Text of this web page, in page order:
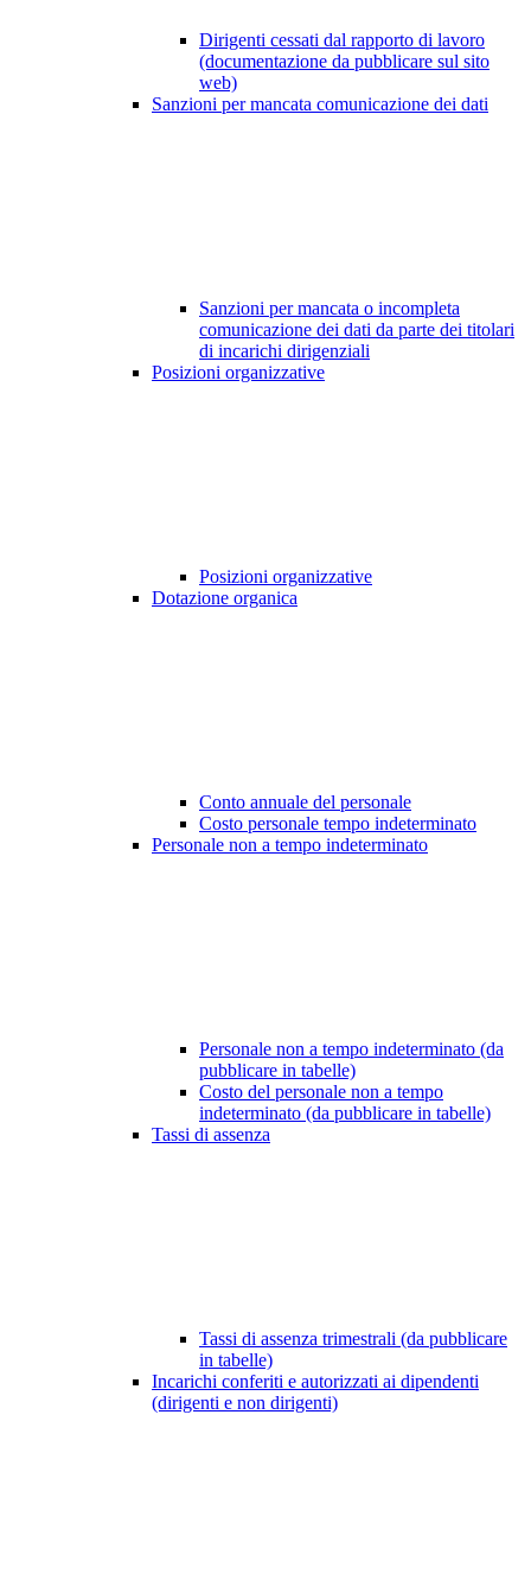
Dirigenti cessati dal rapporto di lavoro
(documentazione da pubblicare sul sito
web)
Sanzioni per mancata comunicazione dei dati
Sanzioni per mancata o incompleta
comunicazione dei dati da parte dei titolari
di incarichi dirigenziali
Posizioni organizzative
Posizioni organizzative
Dotazione organica
Conto annuale del personale
Costo personale tempo indeterminato
Personale non a tempo indeterminato
Personale non a tempo indeterminato (da
pubblicare in tabelle)
Costo del personale non a tempo
indeterminato (da pubblicare in tabelle)
Tassi di assenza
Tassi di assenza trimestrali (da pubblicare
in tabelle)
Incarichi conferiti e autorizzati ai dipendenti
(dirigenti e non dirigenti)